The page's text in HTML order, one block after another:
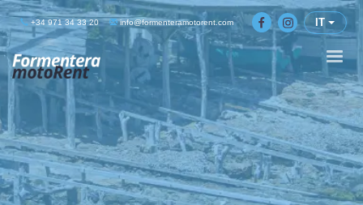
+34 971 34 33 20 info@formenteramotorent.com IT